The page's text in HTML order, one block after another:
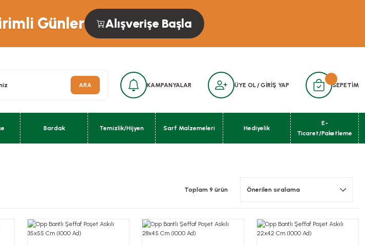
Günler Alışverişe Başla
ARA KAMPANYALAR ÜYE OL /GİRİŞ YAP SEPETİM
Bardak Temizlik/Hijyen Sarf Malzemeleri Hediyelik
E-
Ticaret/Paketleme
Toplam 9 ürün